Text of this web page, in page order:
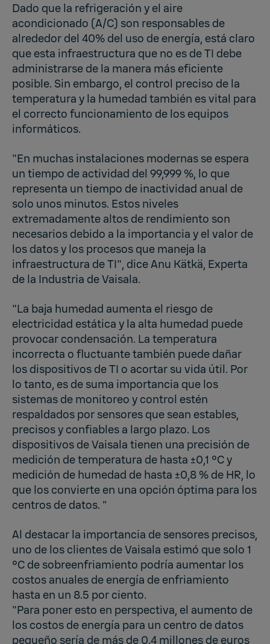
Dado que la refrigeración y el aire
acondicionado (A/C) son responsables de
alrededor del 40% del uso de energía, está claro
que esta infraestructura que no es de TI debe
administrarse de la manera más eficiente
posible. Sin embargo, el control preciso de la
temperatura y la humedad también es vital para
el correcto funcionamiento de los equipos
informáticos.
"En muchas instalaciones modernas se espera
un tiempo de actividad del 99,999 %, lo que
representa un tiempo de inactividad anual de
solo unos minutos. Estos niveles
extremadamente altos de rendimiento son
necesarios debido a la importancia y el valor de
los datos y los procesos que maneja la
infraestructura de TI", dice Anu Kätkä, Experta
de la Industria de Vaisala.
"La baja humedad aumenta el riesgo de
electricidad estática y la alta humedad puede
provocar condensación. La temperatura
incorrecta o fluctuante también puede dañar
los dispositivos de TI o acortar su vida útil. Por
lo tanto, es de suma importancia que los
sistemas de monitoreo y control estén
respaldados por sensores que sean estables,
precisos y confiables a largo plazo. Los
dispositivos de Vaisala tienen una precisión de
medición de temperatura de hasta ±0,1 °C y
medición de humedad de hasta ±0,8 % de HR, lo
que los convierte en una opción óptima para los
centros de datos. “
Al destacar la importancia de sensores precisos,
uno de los clientes de Vaisala estimó que solo 1
°C de sobreenfriamiento podría aumentar los
costos anuales de energía de enfriamiento
hasta en un 8.5 por ciento.
"Para poner esto en perspectiva, el aumento de
los costos de energía para un centro de datos
pequeño sería de más de 0.4 millones de euros